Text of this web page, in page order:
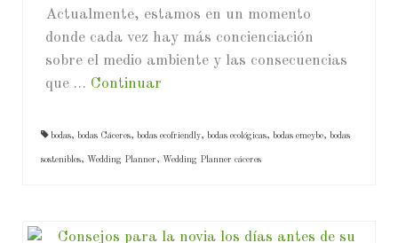
Actualmente, estamos en un momento
donde cada vez hay más concienciación
sobre el medio ambiente y las consecuencias
que … Continuar
bodas, bodas Cáceres, bodas ecofriendly, bodas ecológicas, bodas emeybe, bodas
sostenibles, Wedding Planner , Wedding Planner cáceres